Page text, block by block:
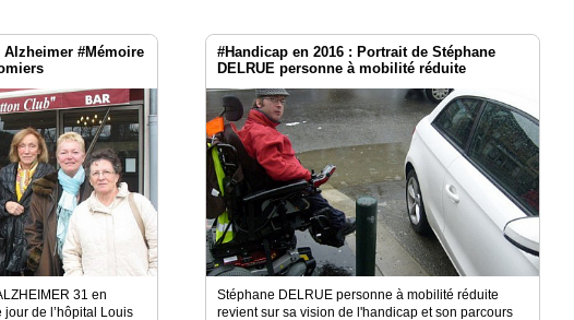
Alzheimer #Mémoire
31 en
jour de l’hôpital Louis
#Handicap en 2016 : Portrait de Stéphane
DELRUE personne à mobilité réduite
Stéphane DELRUE personne à mobilité réduite
revient sur sa vision de l'handicap et son parcours